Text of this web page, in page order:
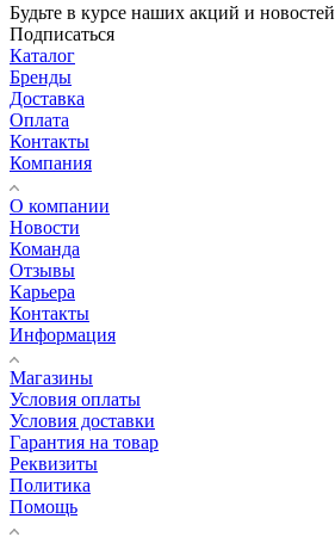
Будьте в курсе наших акций и новостей
Подписаться
Каталог
Бренды
Доставка
Оплата
Контакты
Компания
О компании
Новости
Команда
Отзывы
Карьера
Контакты
Информация
Магазины
Условия оплаты
Условия доставки
Гарантия на товар
Реквизиты
Политика
Помощь